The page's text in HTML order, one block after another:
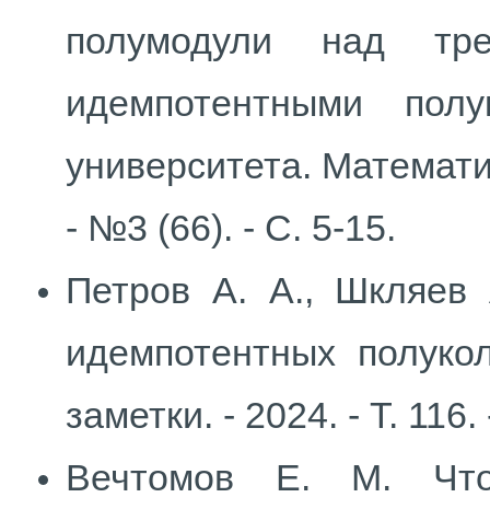
полумодули над
идемпотентными
университета.
- №3 (66). - С. 5-15.
Петров А. А., Шкляев
идемпотентных
заметки. - 2024. - Т.
Вечтомов Е. М. Что